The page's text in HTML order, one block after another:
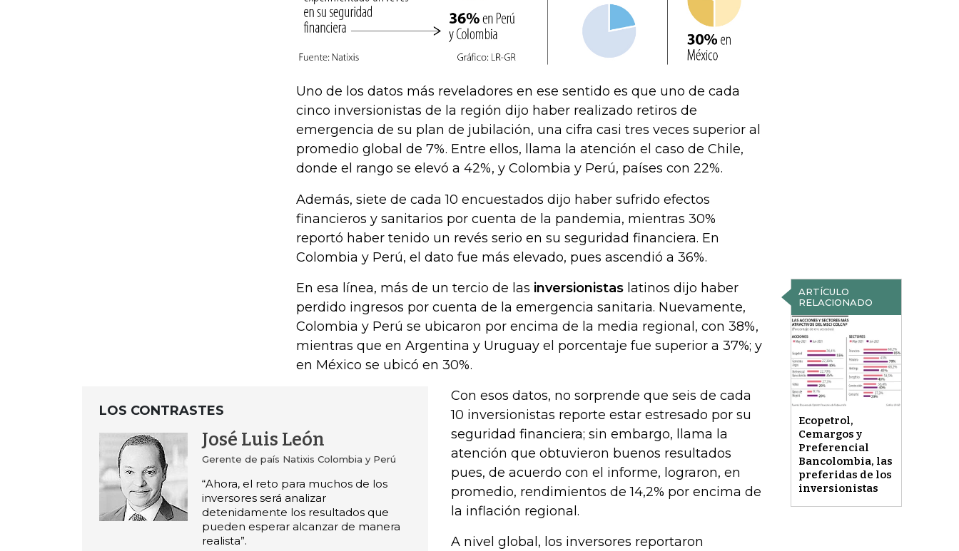
Uno de los datos más reveladores en ese sentido es que uno de cada
cinco inversionistas de la región dijo haber realizado retiros de
emergencia de su plan de jubilación, una cifra casi tres veces superior al
promedio global de 7%. Entre ellos, llama la atención el caso de Chile,
donde el rango se elevó a 42%, y Colombia y Perú, países con 22%.
Además, siete de cada 10 encuestados dijo haber sufrido efectos
financieros y sanitarios por cuenta de la pandemia, mientras 30%
reportó haber tenido un revés serio en su seguridad financiera. En
Colombia y Perú, el dato fue más elevado, pues ascendió a 36%.
ARTÍCULO
RELACIONADO
Ecopetrol,
Cemargos y
Preferencial
Bancolombia, las
preferidas de los
inversionistas
En esa línea, más de un tercio de las inversionistas latinos dijo haber
perdido ingresos por cuenta de la emergencia sanitaria. Nuevamente,
Colombia y Perú se ubicaron por encima de la media regional, con 38%,
mientras que en Argentina y Uruguay el porcentaje fue superior a 37%; y
en México se ubicó en 30%.
LOS CONTRASTES
José Luis León
Gerente de país Natixis Colombia y Perú
“Ahora, el reto para muchos de los
inversores será analizar
detenidamente los resultados que
pueden esperar alcanzar de manera
realista”.
Con esos datos, no sorprende que seis de cada
10 inversionistas reporte estar estresado por su
seguridad financiera; sin embargo, llama la
atención que obtuvieron buenos resultados
pues, de acuerdo con el informe, lograron, en
promedio, rendimientos de 14,2% por encima de
la inflación regional.
A nivel global, los inversores reportaron